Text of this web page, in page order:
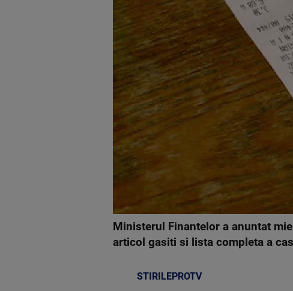
Ministerul Finantelor a anuntat
articol gasiti si lista completa a
STIRILEPROTV